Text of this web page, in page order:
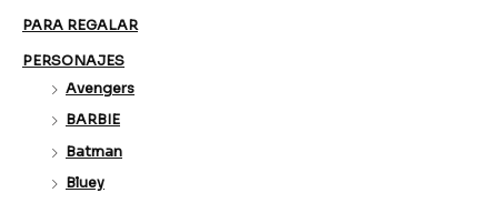
PARA REGALAR
PERSONAJES
Avengers
BARBIE
Batman
Bluey